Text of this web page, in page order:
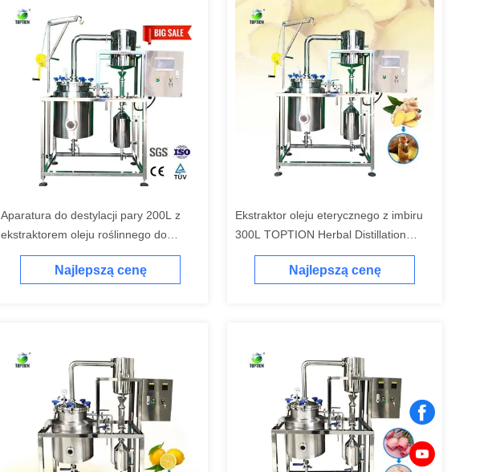
Aparatura do destylacji pary 200L z
ekstraktorem oleju roślinnego do
olejów eterycznych
Najlepszą cenę
Ekstraktor oleju eterycznego z imbiru
300L TOPTION Herbal Distillation
Machine
Najlepszą cenę